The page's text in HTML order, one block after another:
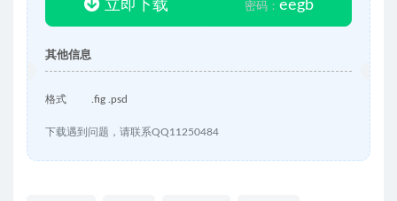
立即下载 密码： eegb
其他信息
格式 .fig .psd
下载遇到问题，请联系QQ11250484